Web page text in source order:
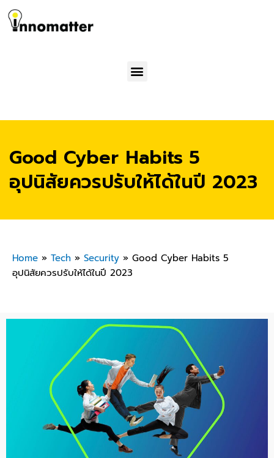
Menu
Good Cyber Habits 5
อุปนิสัยควรปรับให้ได้ในปี 2023
Home » Tech » Security » Good Cyber Habits 5
อุปนิสัยควรปรับให้ได้ในปี 2023